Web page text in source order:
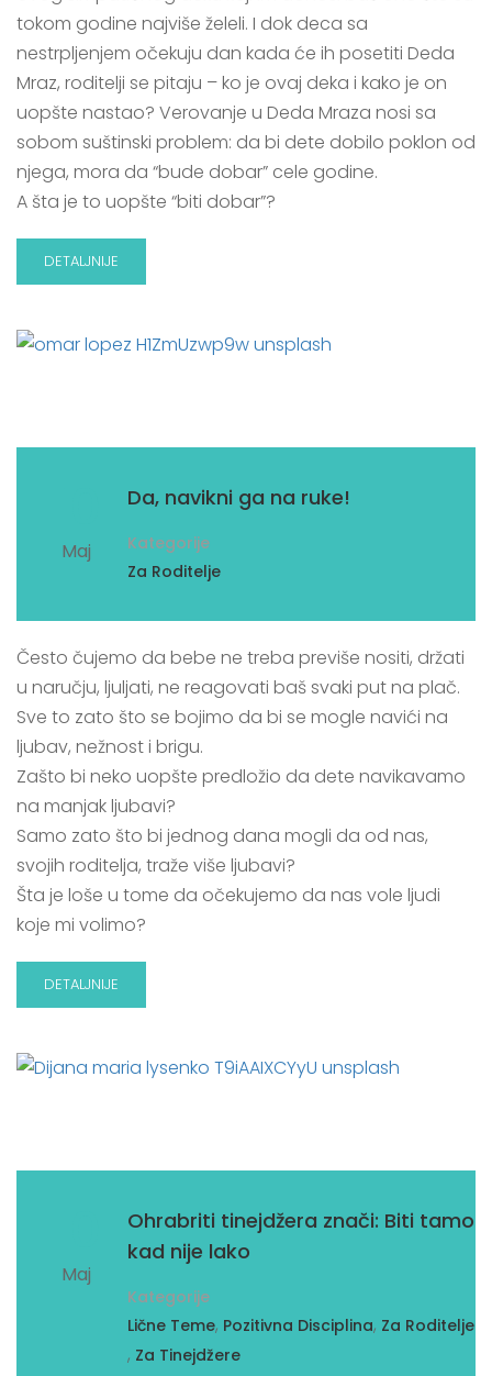
tokom godine najviše želeli. I dok deca sa
nestrpljenjem očekuju dan kada će ih posetiti Deda
Mraz, roditelji se pitaju – ko je ovaj deka i kako je on
uopšte nastao? Verovanje u Deda Mraza nosi sa
sobom suštinski problem: da bi dete dobilo poklon od
njega, mora da “bude dobar” cele godine.
A šta je to uopšte “biti dobar”?
DETALJNIJE
Maj
Da, navikni ga na ruke!
Kategorije
Za Roditelje
Često čujemo da bebe ne treba previše nositi, držati
u naručju, ljuljati, ne reagovati baš svaki put na plač.
Sve to zato što se bojimo da bi se mogle navići na
ljubav, nežnost i brigu.
Zašto bi neko uopšte predložio da dete navikavamo
na manjak ljubavi?
Samo zato što bi jednog dana mogli da od nas,
svojih roditelja, traže više ljubavi?
Šta je loše u tome da očekujemo da nas vole ljudi
koje mi volimo?
DETALJNIJE
Maj
Ohrabriti tinejdžera znači: Biti tamo
kad nije lako
Kategorije
Lične Teme, Pozitivna Disciplina, Za Roditelje
, Za Tinejdžere